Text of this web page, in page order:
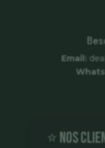
Email:
⭐ Nos